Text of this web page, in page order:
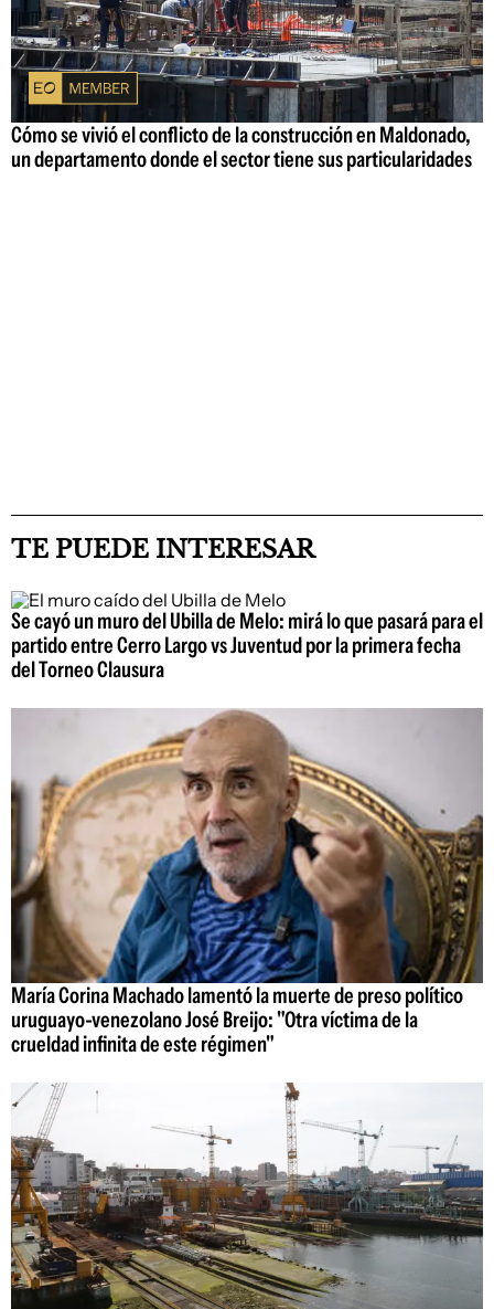
Cómo se vivió el conflicto de la construcción en Maldonado,
un departamento donde el sector tiene sus particularidades
TE PUEDE INTERESAR
Se cayó un muro del Ubilla de Melo: mirá lo que pasará para el
partido entre Cerro Largo vs Juventud por la primera fecha
del Torneo Clausura
María Corina Machado lamentó la muerte de preso político
uruguayo-venezolano José Breijo: "Otra víctima de la
crueldad infinita de este régimen"